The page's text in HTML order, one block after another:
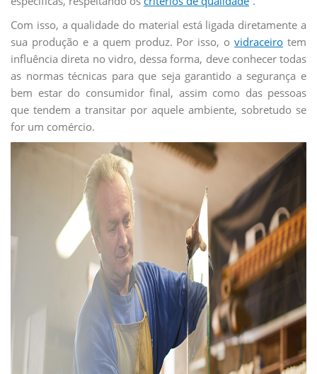
Com isso, a qualidade do material está ligada diretamente a
sua produção e a quem produz. Por isso, ovidraceiro tem
influência direta no vidro, dessa forma, deve conhecer todas
as normas técnicas para que seja garantido a segurança e
bem estar do consumidor final, assim como das pessoas
que tendem a transitar por aquele ambiente, sobretudo se
for um comércio.